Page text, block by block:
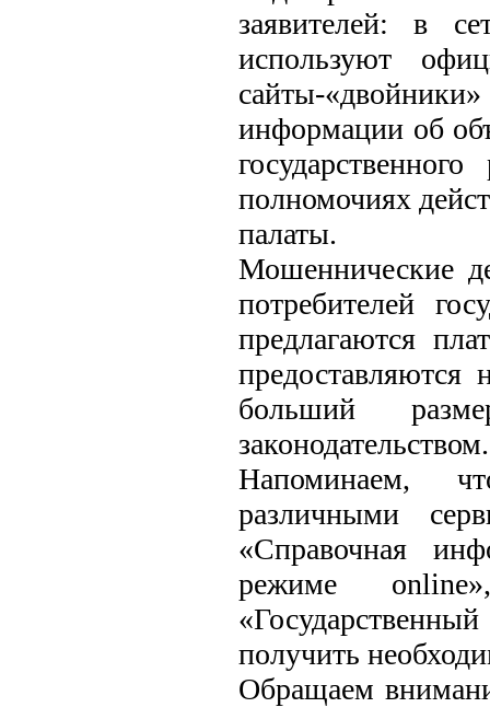
заявителей: в
используют
сайты-
информации об
полномочиях
палаты.
Мошеннические
потребителей
предлагаются
предоставляются
больший
законодательством.
Напоминаем,
различными
«Справочная
режиме
получить
Обращаем